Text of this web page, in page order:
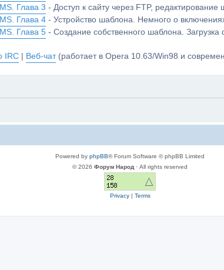
Глава 3 - Доступ к сайту через FTP, редактирование
Глава 4 - Устройство шаблона. Немного о
Глава 5 - Создание собственного шаблона.
IRC | Веб-чат(работает в Opera 10.63/Win98 и
Powered by phpBB® Forum Software © phpBB Limited
© 2026 Форум Народ · All rights reserved
Privacy| Terms